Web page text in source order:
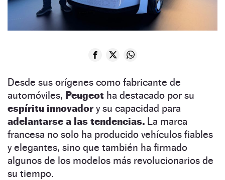
Desde sus orígenes como fabricante de
automóviles, Peugeot ha destacado por su
espíritu innovadory su capacidad para
adelantarse a las tendencias. La marca
francesa no solo ha producido vehículos fiables
y elegantes, sino que también ha firmado
algunos de los modelos más revolucionarios de
su tiempo.